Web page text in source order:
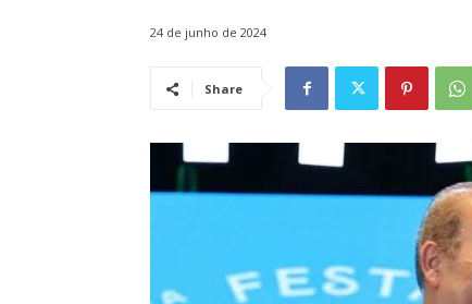
24 de junho de 2024
Share